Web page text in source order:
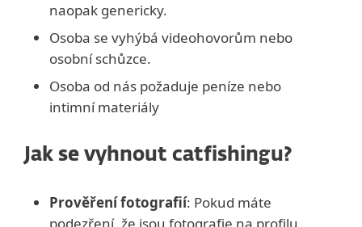
naopak genericky.
Osoba se vyhýbá videohovorům nebo
osobní schůzce.
Osoba od nás požaduje peníze nebo
intimní materiály
Jak se vyhnout catfishingu?
Prověření fotografií: Pokud máte